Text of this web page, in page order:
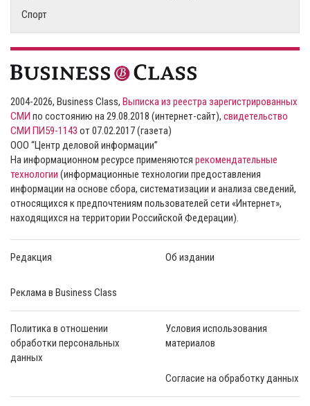
Спорт
2004-2026, Business Class, Выписка из реестра зарегистрированных
СМИ по состоянию на 29.08.2018 (интернет-сайт), свидетельство
СМИ ПИ59-1143 от 07.02.2017 (газета)
ООО “Центр деловой информации”
На информационном ресурсе применяются рекомендательные
технологии (информационные технологии предоставления
информации на основе сбора, систематизации и анализа сведений,
относящихся к предпочтениям пользователей сети «Интернет»,
находящихся на территории Российской Федерации).
Редакция Об издании
Реклама в Business Class
Политика в отношении
обработки персональных
данных
Условия использования
материалов
Согласие на обработку данных